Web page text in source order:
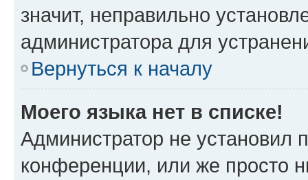
значит, неправильно
администратора для
Вернуться к началу
Моего языка нет в списке!
Администратор не установил
конференции, или же просто